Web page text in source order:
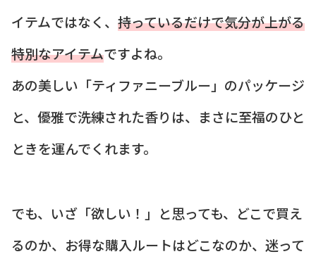
イテムではなく、 持っているだけで気分が上がる
特別なアイテムですよね。
あの美しい「ティファニーブルー」のパッケージ
と、優雅で洗練された香りは、まさに至福のひと
ときを運んでくれます。
でも、いざ「欲しい！」と思っても、どこで買え
るのか、お得な購入ルートはどこなのか、迷って